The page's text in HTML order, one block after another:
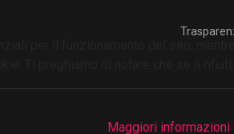
Maggiori informazioni